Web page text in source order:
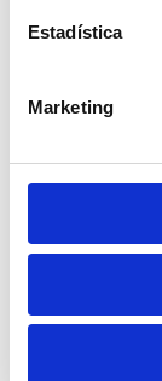
Estadística
Marketing
sol en
Evita
Estos